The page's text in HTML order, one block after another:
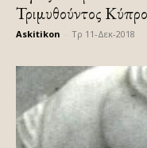
Τριμυθούντος
Askitikon Τρ 11-Δεκ-2018